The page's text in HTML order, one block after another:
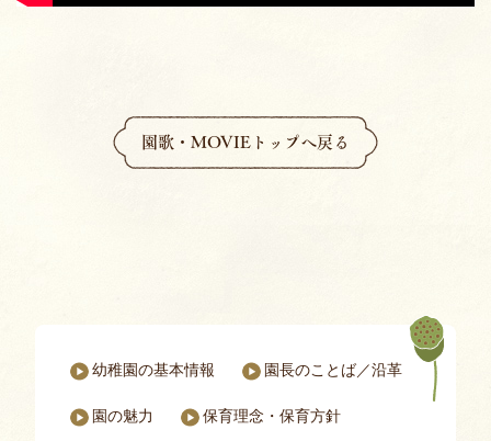
園歌・MOVIEトップへ戻る
パドマ幼稚園についてのページ一覧
幼稚園の基本情報 園長のことば／沿革
園の魅力 保育理念・保育⽅針